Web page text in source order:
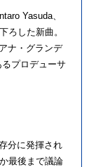
Yasuda、
ろした新曲。
ナ・グランデ
プロデューサ
分に発揮され
最後まで議論